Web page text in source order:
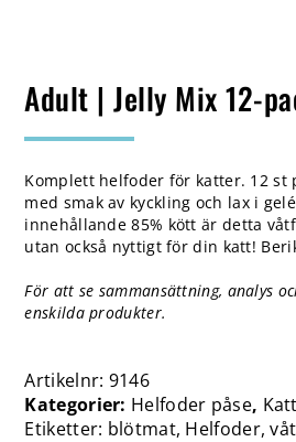
Adult | Jelly Mix 12-
Komplett helfoder för katter. 12 st
med smak av kyckling och lax i
innehållande 85% kött är detta
utan också nyttigt för din katt!
För att se sammansättning, analys
enskilda produkter.
Artikelnr: 9146
Kategorier: Helfoder påse, Katt
Etiketter: blötmat, Helfoder,